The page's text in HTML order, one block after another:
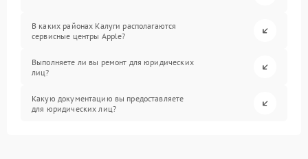
В каких районах Калуги располагаются
сервисные центры Apple?
Выполняете ли вы ремонт для юридических
лиц?
Какую документацию вы предоставляете
для юридических лиц?